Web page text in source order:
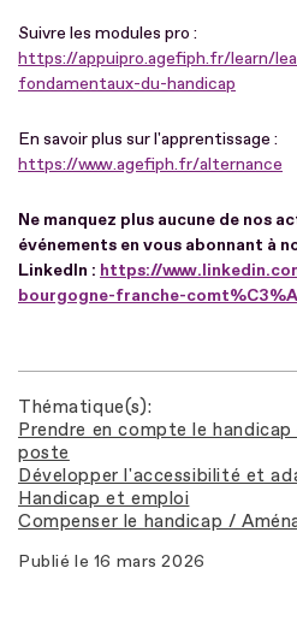
Suivre les modules pro :
https://appuipro.agefiph.fr/learn/
fondamentaux-du-handicap
En savoir plus sur l'apprentissage :
https://www.agefiph.fr/alternance
Ne manquez plus aucune de nos
événements en vous abonnant à
LinkedIn : https://
bourgogne-franche-
Thématique(s)
Prendre en compte le handicap
poste
Développer l'accessibilité et
Handicap et emploi
Compenser le handicap /
Publié le 16 mars 2026